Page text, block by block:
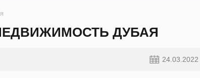
ДУБАЯ
24.03.2022